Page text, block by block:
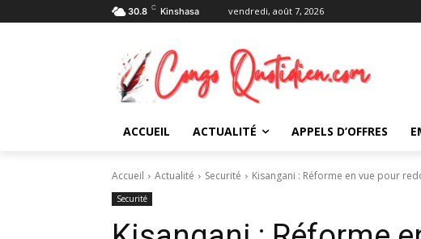
30.8 C Kinshasa vendredi, août 7, 2026
ACCUEIL ACTUALITÉ APPELS D’OFFRES
Accueil Actualité Securité Kisangani : Réforme en vue pour
Securité